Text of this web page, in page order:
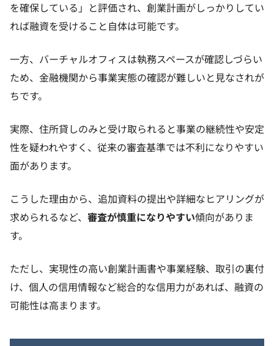
を確保している」と評価され、創業計画がしっかりしてい
れば融資を受けること自体は可能です。
一方、バーチャルオフィスは執務スペースが確認しづらい
ため、金融機関から事業実態の確認が難しいと見なされが
ちです。
実際、住所貸しのみと受け取られると事業の継続性や安定
性を疑われやすく、従来の審査基準では不利になりやすい
面があります。
こうした理由から、追加資料の提出や詳細なヒアリングが
求められるなど、 審査が慎重になりやすい傾向がありま
す。
ただし、実現性の高い創業計画書や事業経験、取引の裏付
け、個人の信用情報など総合的な信用力があれば、融資の
可能性は高まります。